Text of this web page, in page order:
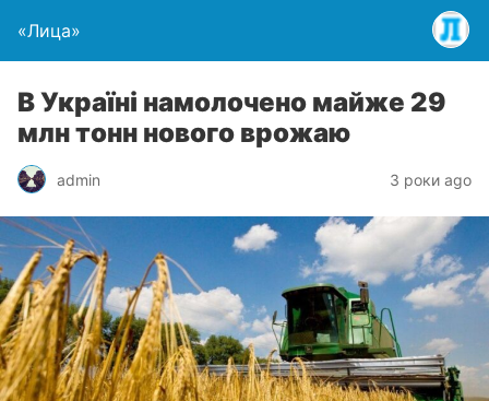
«Лица»
В Україні намолочено майже 29
млн тонн нового врожаю
admin 3 роки ago